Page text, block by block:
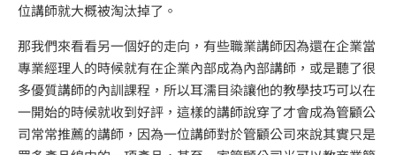
位講師就大概被淘汰掉了。
那我們來看看另一個好的走向，有些職業講師因為還在企業當
專業經理人的時候就有在企業內部成為內部講師，或是聽了很
多優質講師的內訓課程，所以耳濡目染讓他的教學技巧可以在
一開始的時候就收到好評，這樣的講師說穿了才會成為管顧公
司常常推薦的講師，因為一位講師對於管顧公司來說其實只是